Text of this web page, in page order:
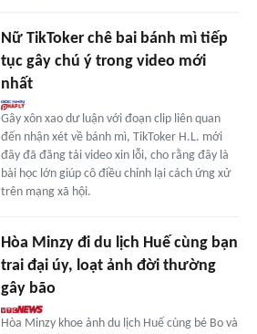
Nữ TikToker chê bai bánh mì tiếp
tục gây chú ý trong video mới
nhất
Gây xôn xao dư luận với đoạn clip liên quan
đến nhận xét về bánh mì, TikToker H.L. mới
đây đã đăng tải video xin lỗi, cho rằng đây là
bài học lớn giúp cô điều chỉnh lại cách ứng xử
trên mạng xã hội.
Hòa Minzy đi du lịch Huế cùng bạn
trai đại úy, loạt ảnh đời thường
gây bão
Hòa Minzy khoe ảnh du lịch Huế cùng bé Bo và